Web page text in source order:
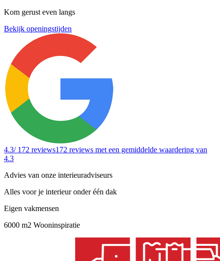
Kom gerust even langs
Bekijk openingstijden
4.3/ 172 reviews172 reviews met een gemiddelde waardering van
4.3
Advies van onze interieuradviseurs
Alles voor je interieur onder één dak
Eigen vakmensen
6000 m2 Wooninspiratie